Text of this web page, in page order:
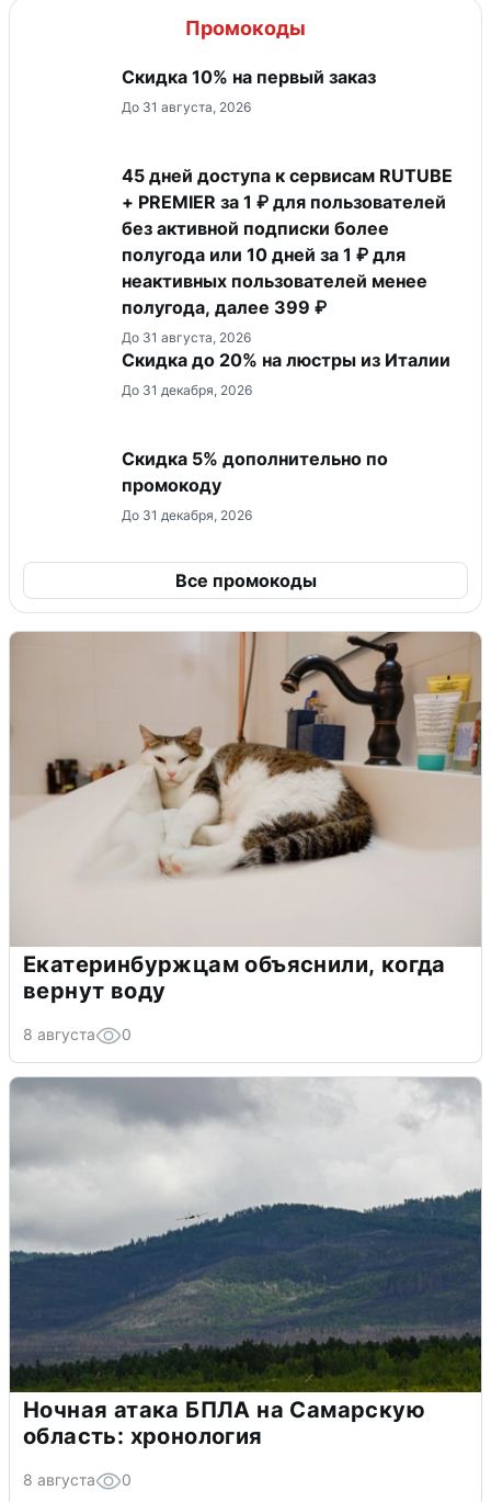
Промокоды
Скидка 10% на первый заказ
До 31 августа, 2026
45 дней доступа к сервисам RUTUBE
+ PREMIER за 1 ₽ для пользователей
без активной подписки более
полугода или 10 дней за 1 ₽ для
неактивных пользователей менее
полугода, далее 399 ₽
До 31 августа, 2026
Скидка до 20% на люстры из Италии
До 31 декабря, 2026
Скидка 5% дополнительно по
промокоду
До 31 декабря, 2026
Все промокоды
Екатеринбуржцам объяснили, когда
вернут воду
8 августа 0
Ночная атака БПЛА на Самарскую
область: хронология
8 августа 0